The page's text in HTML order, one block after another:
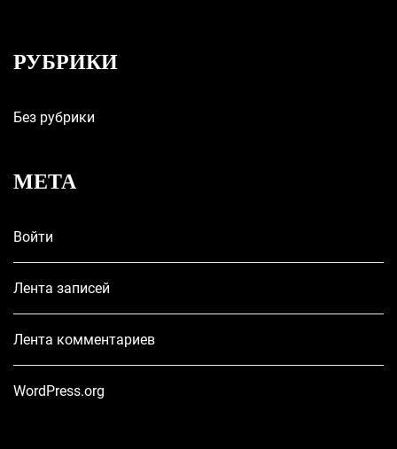
РУБРИКИ
Без рубрики
МЕТА
Войти
Лента записей
Лента комментариев
WordPress.org